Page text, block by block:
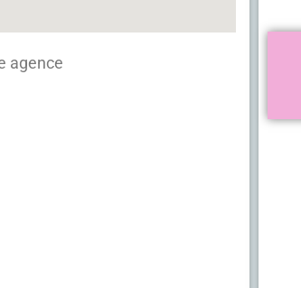
agence